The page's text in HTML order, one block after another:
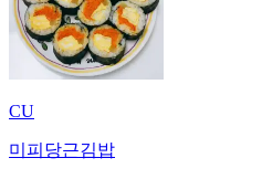
CU
미피당근김밥